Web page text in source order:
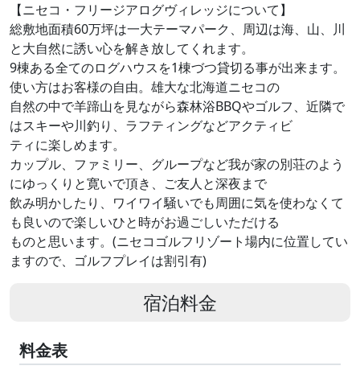
【ニセコ・フリージアログヴィレッジについて】
総敷地面積60万坪は一大テーマパーク、周辺は海、山、川
と大自然に誘い心を解き放してくれます。
9棟ある全てのログハウスを1棟づつ貸切る事が出来ます。
使い方はお客様の自由。雄大な北海道ニセコの
自然の中で羊蹄山を見ながら森林浴BBQやゴルフ、近隣で
はスキーや川釣り、ラフティングなどアクティビ
ティに楽しめます。
カップル、ファミリー、グループなど我が家の別荘のよう
にゆっくりと寛いで頂き、ご友人と深夜まで
飲み明かしたり、ワイワイ騒いでも周囲に気を使わなくて
も良いので楽しいひと時がお過ごしいただける
ものと思います。(ニセコゴルフリゾート場内に位置してい
ますので、ゴルフプレイは割引有)
宿泊料金
料金表